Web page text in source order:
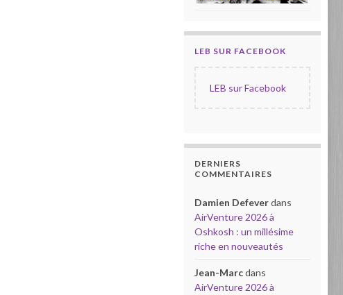
LEB SUR FACEBOOK
LEB sur Facebook
DERNIERS
COMMENTAIRES
Damien Defeverdans
AirVenture 2026 à
Oshkosh : un millésime
riche en nouveautés
Jean-Marcdans
AirVenture 2026 à